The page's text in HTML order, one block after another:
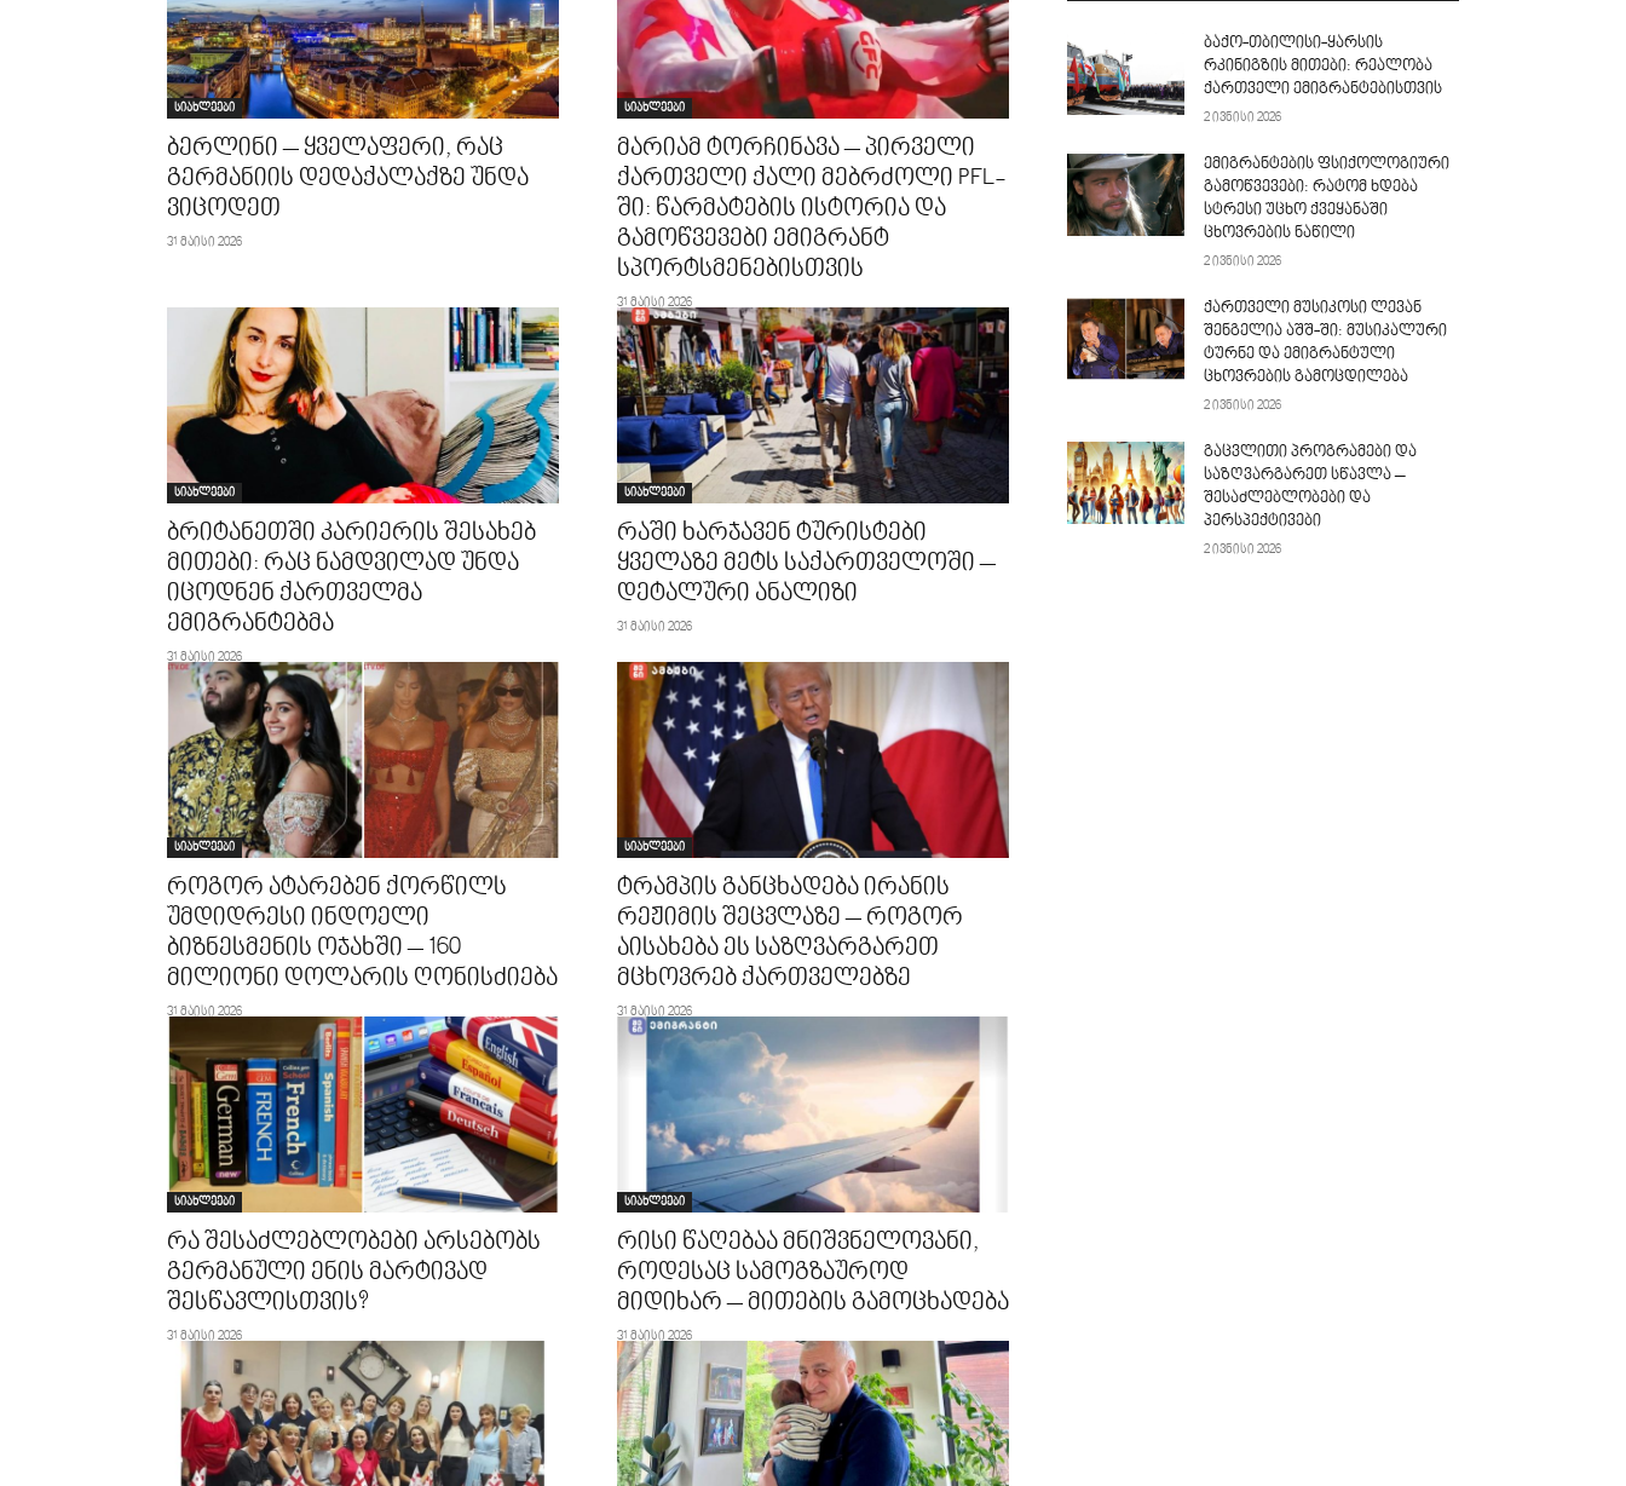
სიახლეები
ბერლინი – ყველაფერი, რაც
გერმანიის დედაქალაქზე უნდა
ვიცოდეთ
31 მაისი 2026
სიახლეები
მარიამ ტორჩინავა – პირველი
ქართველი ქალი მებრძოლი PFL-
ში: წარმატების ისტორია და
გამოწვევები ემიგრანტ
სპორტსმენებისთვის
31 მაისი 2026
სიახლეები
ბრიტანეთში კარიერის შესახებ
მითები: რაც ნამდვილად უნდა
იცოდნენ ქართველმა
ემიგრანტებმა
31 მაისი 2026
სიახლეები
რაში ხარჯავენ ტურისტები
ყველაზე მეტს საქართველოში –
დეტალური ანალიზი
31 მაისი 2026
სიახლეები
როგორ ატარებენ ქორწილს
უმდიდრესი ინდოელი
ბიზნესმენის ოჯახში – 160
მილიონი დოლარის ღონისძიება
31 მაისი 2026
სიახლეები
ტრამპის განცხადება ირანის
რეჟიმის შეცვლაზე – როგორ
აისახება ეს საზღვარგარეთ
მცხოვრებ ქართველებზე
31 მაისი 2026
სიახლეები
რა შესაძლებლობები არსებობს
გერმანული ენის მარტივად
შესწავლისთვის?
31 მაისი 2026
სიახლეები
რისი წაღებაა მნიშვნელოვანი,
როდესაც სამოგზაუროდ
მიდიხარ – მითების გამოცხადება
31 მაისი 2026
ბაქო-თბილისი-ყარსის
რკინიგზის მითები: რეალობა
ქართველი ემიგრანტებისთვის
2 ივნისი 2026
ემიგრანტების ფსიქოლოგიური
გამოწვევები: რატომ ხდება
სტრესი უცხო ქვეყანაში
ცხოვრების ნაწილი
2 ივნისი 2026
ქართველი მუსიკოსი ლევან
შენგელია აშშ-ში: მუსიკალური
ტურნე და ემიგრანტული
ცხოვრების გამოცდილება
2 ივნისი 2026
გაცვლითი პროგრამები და
საზღვარგარეთ სწავლა –
შესაძლებლობები და
პერსპექტივები
2 ივნისი 2026